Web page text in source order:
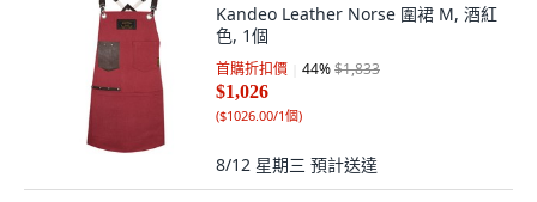
Kandeo Leather Norse 圍裙 M, 酒紅
色, 1個
首購折扣價 44%$1,833
$1,026
($1026.00/1個)
8/12 星期三 預計送達